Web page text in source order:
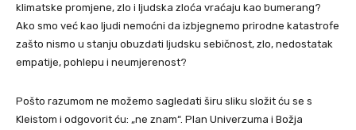
klimatske promjene, zlo i ljudska zloća vraćaju kao bumerang?
Ako smo već kao ljudi nemoćni da izbjegnemo prirodne katastrofe
zašto nismo u stanju obuzdati ljudsku sebičnost, zlo, nedostatak
empatije, pohlepu i neumjerenost?
Pošto razumom ne možemo sagledati širu sliku složit ću se s
Kleistom i odgovorit ću: „ne znam“. Plan Univerzuma i Božja